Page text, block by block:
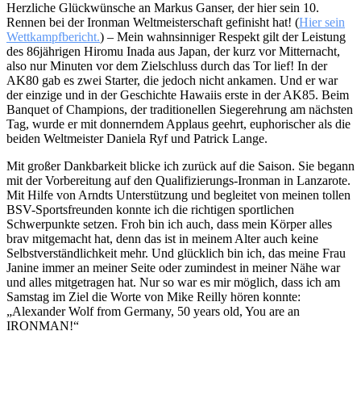
Herzliche Glückwünsche an Markus Ganser, der hier sein 10.
Rennen bei der Ironman Weltmeisterschaft gefinisht hat! (Hier sein
Wettkampfbericht.) – Mein wahnsinniger Respekt gilt der Leistung
des 86jährigen Hiromu Inada aus Japan, der kurz vor Mitternacht,
also nur Minuten vor dem Zielschluss durch das Tor lief! In der
AK80 gab es zwei Starter, die jedoch nicht ankamen. Und er war
der einzige und in der Geschichte Hawaiis erste in der AK85. Beim
Banquet of Champions, der traditionellen Siegerehrung am nächsten
Tag, wurde er mit donnerndem Applaus geehrt, euphorischer als die
beiden Weltmeister Daniela Ryf und Patrick Lange.
Mit großer Dankbarkeit blicke ich zurück auf die Saison. Sie begann
mit der Vorbereitung auf den Qualifizierungs-Ironman in Lanzarote.
Mit Hilfe von Arndts Unterstützung und begleitet von meinen tollen
BSV-Sportsfreunden konnte ich die richtigen sportlichen
Schwerpunkte setzen. Froh bin ich auch, dass mein Körper alles
brav mitgemacht hat, denn das ist in meinem Alter auch keine
Selbstverständlichkeit mehr. Und glücklich bin ich, das meine Frau
Janine immer an meiner Seite oder zumindest in meiner Nähe war
und alles mitgetragen hat. Nur so war es mir möglich, dass ich am
Samstag im Ziel die Worte von Mike Reilly hören konnte:
„Alexander Wolf from Germany, 50 years old, You are an
IRONMAN!“